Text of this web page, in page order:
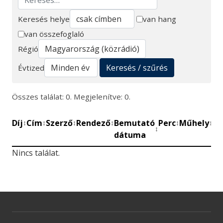
Keresés
Keresés helye
van hang
van összefoglaló
Régió
Évtized
Keresés / szűrés
Összes találat: 0. Megjelenítve: 0.
Díj↕Cím↕Szerző↕Rendező↕Bemutató
dátuma
↕
Perc↕Műhely↕
Nincs találat.